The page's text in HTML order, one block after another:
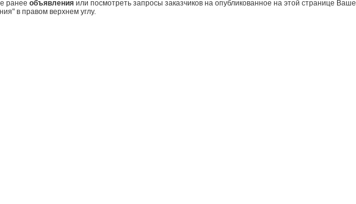
ранее объявленияили посмотреть запросы заказчиков на опубликованное на этой странице Ваше
в правом верхнем углу.